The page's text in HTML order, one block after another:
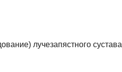
лучезапястного сустава